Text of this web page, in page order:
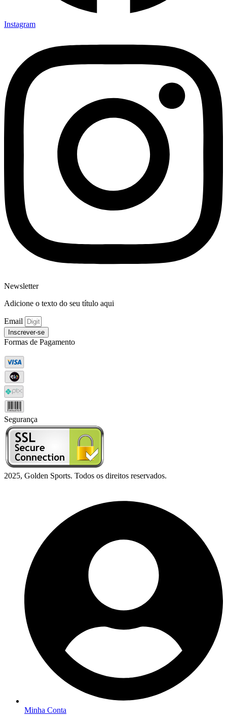
Instagram
Newsletter
Adicione o texto do seu título aqui
Email
Inscrever-se
Formas de Pagamento
Segurança
2025, Golden Sports. Todos os direitos reservados.
Minha Conta